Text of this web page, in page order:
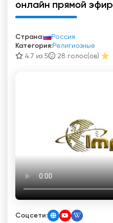
онлайн прямой эфир
Страна:
Россия
Категория:Религиозные
4.7 из 5
28 голос(ов)
Соцсети: